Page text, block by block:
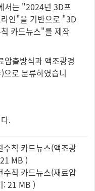
서는 "2024년 3D프
인"을 기반으로 "3D
카드뉴스"를 제작
압출방식과 액조광경
로 분류하였습니
.
칙 카드뉴스(액조광
MB )
칙 카드뉴스(재료압
: 21 MB )